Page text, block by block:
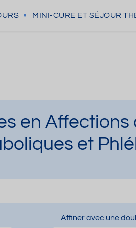
MINI-CURE ET SÉJOUR
en Affections
et
Affiner avec une